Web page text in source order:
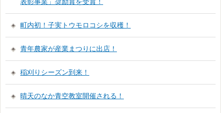
町内初！子実トウモロコシを収穫！
青年農家が産業まつりに出店！
稲刈りシーズン到来！
晴天のなか青空教室開催される！